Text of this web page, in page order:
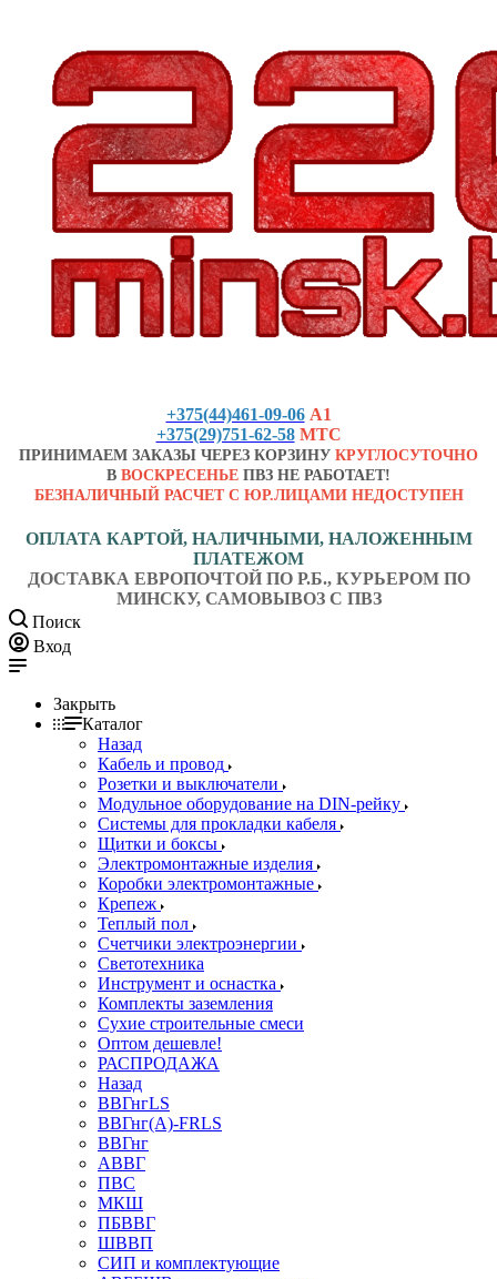
+375(44)461-09-06 А1
+375(29)751-62-58 МТС
ПРИНИМАЕМ ЗАКАЗЫ ЧЕРЕЗ КОРЗИНУ КРУГЛОСУТОЧНО
В ВОСКРЕСЕНЬЕ ПВЗ НЕ РАБОТАЕТ!
БЕЗНАЛИЧНЫЙ РАСЧЕТ С ЮР.ЛИЦАМИ НЕДОСТУПЕН
ОПЛАТА КАРТОЙ, НАЛИЧНЫМИ, НАЛОЖЕННЫМ
ПЛАТЕЖОМ
ДОСТАВКА ЕВРОПОЧТОЙ ПО Р.Б., КУРЬЕРОМ ПО
МИНСКУ, САМОВЫВОЗ С ПВЗ
Поиск
Вход
Закрыть
Каталог
Назад
Кабель и провод
Розетки и выключатели
Модульное оборудование на DIN-рейку
Системы для прокладки кабеля
Щитки и боксы
Электромонтажные изделия
Коробки электромонтажные
Крепеж
Теплый пол
Счетчики электроэнергии
Светотехника
Инструмент и оснастка
Комплекты заземления
Сухие строительные смеси
Оптом дешевле!
РАСПРОДАЖА
Назад
ВВГнгLS
ВВГнг(А)-FRLS
ВВГнг
АВВГ
ПВС
МКШ
ПБВВГ
ШВВП
СИП и комплектующие